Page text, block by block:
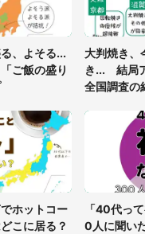
りにも四角すぎる猫、激
団だろ」「食パンの耳」と
な道で遭難状態。なんとか
めると、住人の男性が...」
にあげると思って、あな
の山道で見知らぬお婆さん
口県・30代女性）
、よそる...
ご飯の盛り
大判焼き、
き... 結局
全国調査の
でホットコー
こに居る？
「40代っ
0人に聞い